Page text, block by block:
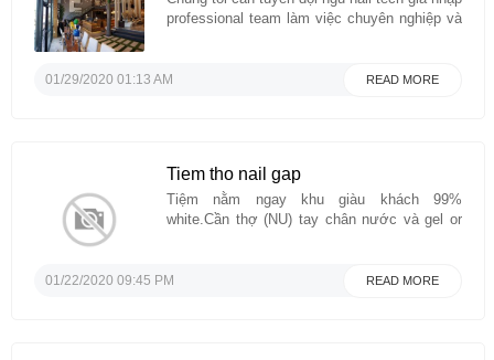
professional team làm việc chuyên nghiệp và
Đồng nghiệp thân thiện và lun sẵn lòng giúp
01/29/2020 01:13 AM READ MORE
Tiem tho nail gap
Tiệm nằm ngay khu giàu khách 99%
white.Cần thợ (NU) tay chân nước và gel or
mall 4 phút.Liên lạc: 832-212-9781Xin cảm
01/22/2020 09:45 PM READ MORE